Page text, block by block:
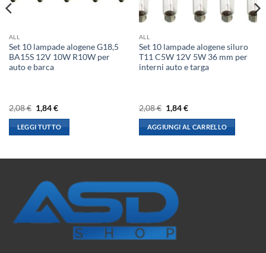
ALL
Set 10 lampade alogene G18,5
BA15S 12V 10W R10W per
auto e barca
2,08€ Il
prezzo
originale
era:
2,08 €.
1,84€Il
attuale
è:
1,84 €.
LEGGI TUTTO
ALL
Set 10 lampade alogene siluro
T11 C5W 12V 5W 36 mm per
interni auto e targa
2,08€ Il
prezzo
originale
era:
2,08 €.
1,84€Il
attuale
è:
1,84 €.
AGGIUNGI AL CARRELLO